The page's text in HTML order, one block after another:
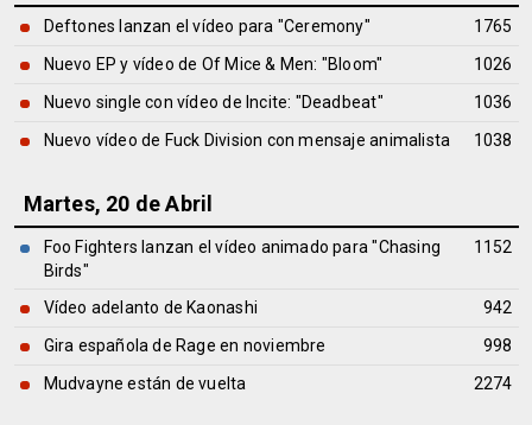
Deftones lanzan el vídeo para "Ceremony"
1765
Nuevo EP y vídeo de Of Mice & Men: "Bloom"
1026
Nuevo single con vídeo de Incite: "Deadbeat"
1036
Nuevo vídeo de Fuck Division con mensaje animalista
1038
Martes, 20 de Abril
Foo Fighters lanzan el vídeo animado para "Chasing
Birds"
1152
Vídeo adelanto de Kaonashi
942
Gira española de Rage en noviembre
998
Mudvayne están de vuelta
2274